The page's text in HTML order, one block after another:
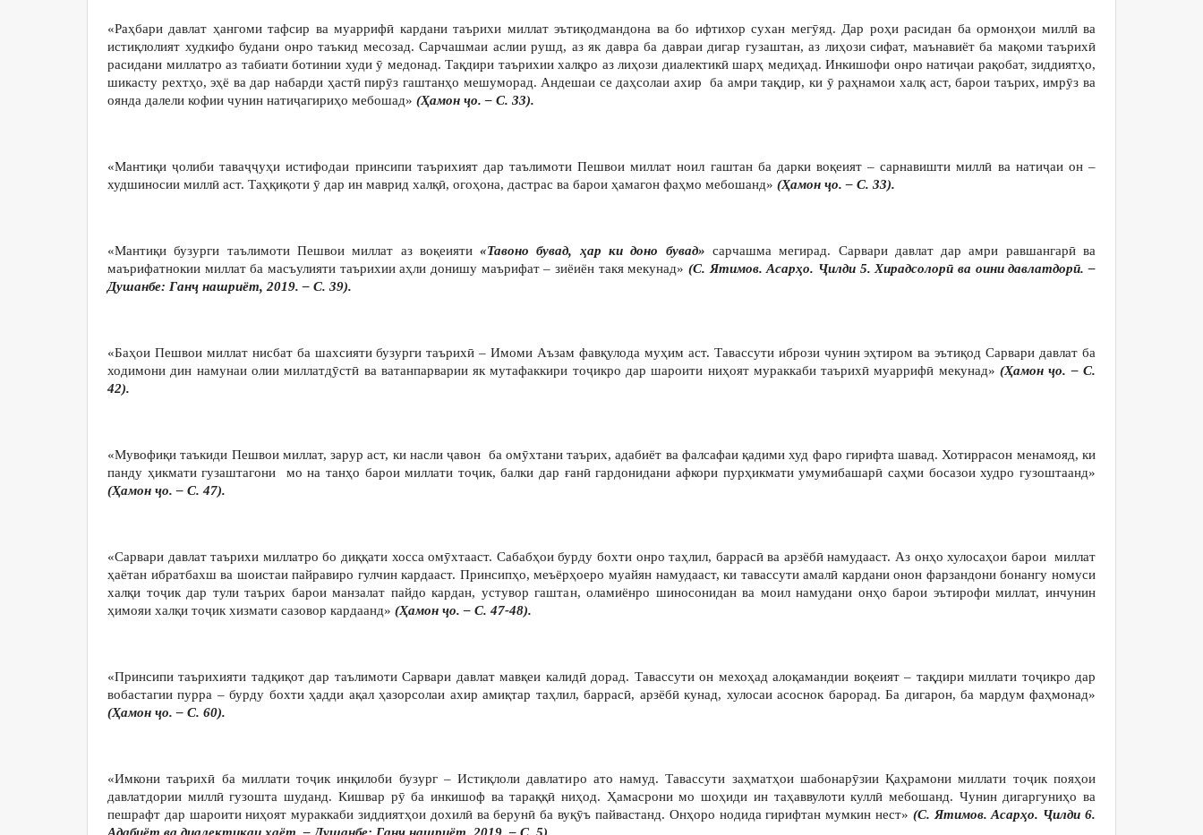
«Раҳбари давлат ҳангоми тафсир ва муаррифӣ кардани таърихи миллат эътиқодмандона ва бо ифтихор сухан мегӯяд. Дар роҳи расидан ба ормонҳои миллӣ ва
истиқлолият худкифо будани онро таъкид месозад. Сарчашмаи аслии рушд, аз як давра ба давраи дигар гузаштан, аз лиҳози сифат, маънавиёт ба мақоми таърихӣ
расидани миллатро аз табиати ботинии худи ӯ медонад. Тақдири таърихии халқро аз лиҳози диалектикӣ шарҳ медиҳад. Инкишофи онро натиҷаи рақобат, зиддиятҳо,
шикасту рехтҳо, эҳё ва дар набарди ҳастӣ пирӯз гаштанҳо мешуморад. Андешаи се даҳсолаи ахир ба амри тақдир, ки ӯ раҳнамои халқ аст, барои таърих, имрӯз ва
оянда далели кофии чунин натиҷагириҳо мебошад» (Ҳамон ҷо. – С. 33).
«Мантиқи ҷолиби таваҷҷуҳи истифодаи принсипи таърихият дар таълимоти Пешвои миллат ноил гаштан ба дарки воқеият – сарнавишти миллӣ ва натиҷаи он –
худшиносии миллӣ аст. Таҳқиқоти ӯ дар ин маврид халқӣ, огоҳона, дастрас ва барои ҳамагон фаҳмо мебошанд» (Ҳамон ҷо. – С. 33).
«Мантиқи бузурги таълимоти Пешвои миллат аз воқеияти«Тавоно бувад, ҳар ки доно бувад» сарчашма мегирад. Сарвари давлат дар амри равшангарӣ ва
маърифатнокии миллат ба масъулияти таърихии аҳли донишу маърифат – зиёиён такя мекунад» (С. Ятимов. Асарҳо. Ҷилди 5. Хирадсолорӣ ва оини давлатдорӣ. –
Душанбе: Ганҷ нашриёт, 2019. – С. 39).
«Баҳои Пешвои миллат нисбат ба шахсияти бузурги таърихӣ – Имоми Аъзам фавқулода муҳим аст. Тавассути ибрози чунин эҳтиром ва эътиқод Сарвари давлат ба
ходимони дин намунаи олии миллатдӯстӣ ва ватанпарварии як мутафаккири тоҷикро дар шароити ниҳоят мураккаби таърихӣ муаррифӣ мекунад»(Ҳамон ҷо. – С.
42).
«Мувофиқи таъкиди Пешвои миллат, зарур аст, ки насли ҷавон ба омӯхтани таърих, адабиёт ва фалсафаи қадими худ фаро гирифта шавад. Хотиррасон менамояд, ки
панду ҳикмати гузаштагони мо на танҳо барои миллати тоҷик, балки дар ғанӣ гардонидани афкори пурҳикмати умумибашарӣ саҳми босазои худро гузоштаанд»
(Ҳамон ҷо. – С. 47).
«Сарвари давлат таърихи миллатро бо диққати хосса омӯхтааст. Сабабҳои бурду бохти онро таҳлил, баррасӣ ва арзёбӣ намудааст. Аз онҳо хулосаҳои барои миллат
ҳаётан ибратбахш ва шоистаи пайравиро гулчин кардааст. Принсипҳо, меъёрҳоеро муайян намудааст, ки тавассути амалӣ кардани онон фарзандони бонангу номуси
халқи тоҷик дар тули таърих барои манзалат пайдо кардан, устувор гаштан, оламиёнро шиносонидан ва моил намудани онҳо барои эътирофи миллат, инчунин
ҳимояи халқи тоҷик хизмати сазовор кардаанд» (Ҳамон ҷо. – С. 47-48).
«Принсипи таърихияти тадқиқот дар таълимоти Сарвари давлат мавқеи калидӣ дорад. Тавассути он мехоҳад алоқамандии воқеият – тақдири миллати тоҷикро дар
вобастагии пурра – бурду бохти ҳадди ақал ҳазорсолаи ахир амиқтар таҳлил, баррасӣ, арзёбӣ кунад, хулосаи асоснок барорад. Ба дигарон, ба мардум фаҳмонад»
(Ҳамон ҷо. – С. 60).
«Имкони таърихӣ ба миллати тоҷик инқилоби бузург – Истиқлоли давлатиро ато намуд. Тавассути заҳматҳои шабонарӯзии Қаҳрамони миллати тоҷик пояҳои
давлатдории миллӣ гузошта шуданд. Кишвар рӯ ба инкишоф ва тараққӣ ниҳод. Ҳамасрони мо шоҳиди ин таҳаввулоти куллӣ мебошанд. Чунин дигаргуниҳо ва
пешрафт дар шароити ниҳоят мураккаби зиддиятҳои дохилӣ ва берунӣ ба вуқӯъ пайвастанд. Онҳоро нодида гирифтан мумкин нест» (С. Ятимов. Асарҳо. Ҷилди 6.